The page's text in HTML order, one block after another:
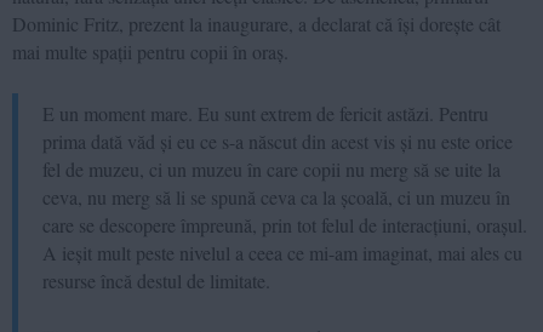
Dominic Fritz, prezent la inaugurare, a declarat că își dorește cât
mai multe spații pentru copii în oraș.
E un moment mare. Eu sunt extrem de fericit astăzi. Pentru
prima dată văd și eu ce s-a născut din acest vis și nu este orice
fel de muzeu, ci un muzeu în care copii nu merg să se uite la
ceva, nu merg să li se spună ceva ca la școală, ci un muzeu în
care se descopere împreună, prin tot felul de interacțiuni, orașul.
A ieșit mult peste nivelul a ceea ce mi-am imaginat, mai ales cu
resurse încă destul de limitate.